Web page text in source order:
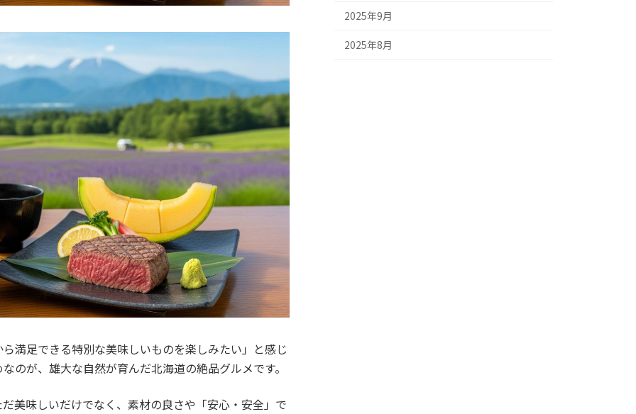
満足できる特別な美味しいものを楽しみたい」と感じ
のが、雄大な自然が育んだ北海道の絶品グルメです。
美味しいだけでなく、素材の良さや「安心・安全」で
2025年9月
2025年8月